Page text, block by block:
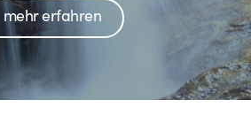
mehr erfahren